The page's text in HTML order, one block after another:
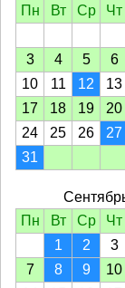
Пн
Вт Ср Чт
3
4 5 6
10
11 12 13
17
18 19 20
24
25 26 27
31
Пн
Вт Ср Чт
1
2 3
7
8 9 10